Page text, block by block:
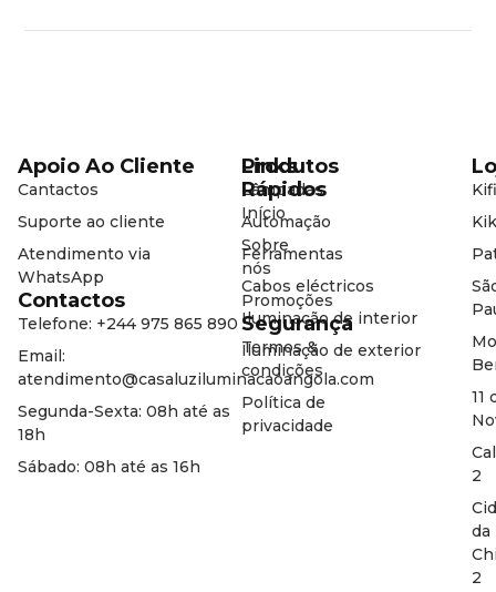
11
2
da
2
Produtos
Lâmpadas
Automação
Ferramentas
Cabos eléctricos
Iluminação de interior
Iluminação de exterior
Links
Rápidos
Início
Sobre
nós
Promoções
Segurança
Termos &
condições
Política de
privacidade
Apoio Ao Cliente
Cantactos
Suporte ao cliente
Atendimento via
WhatsApp
Contactos
Telefone: +244 975 865 890
Email:
atendimento@casaluziluminacaoangola.com
Segunda-Sexta: 08h até as
18h
Sábado: 08h até as 16h